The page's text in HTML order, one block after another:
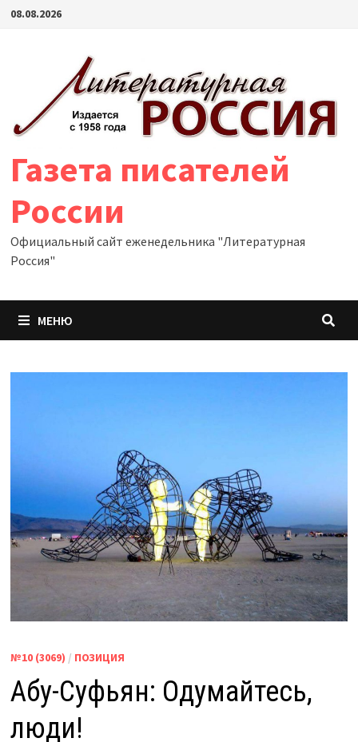
Перейти
08.08.2026
Газета писателей
России
Официальный сайт еженедельника "Литературная
Россия"
МЕНЮ
№10 (3069) / ПОЗИЦИЯ
Абу-Суфьян: Одумайтесь,
люди!